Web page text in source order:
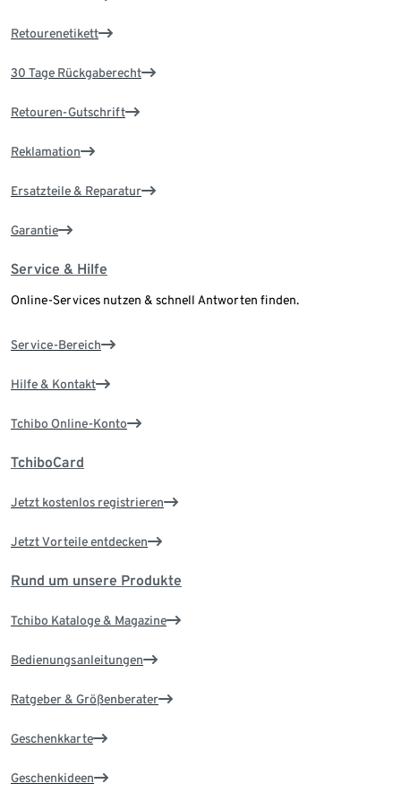
Retourenetikett
30 Tage Rückgaberecht
Retouren-Gutschrift
Reklamation
Ersatzteile & Reparatur
Garantie
Service & Hilfe
Online-Services nutzen & schnell Antworten finden.
Service-Bereich
Hilfe & Kontakt
Tchibo Online-Konto
TchiboCard
Jetzt kostenlos registrieren
Jetzt Vorteile entdecken
Rund um unsere Produkte
Tchibo Kataloge & Magazine
Bedienungsanleitungen
Ratgeber & Größenberater
Geschenkkarte
Geschenkideen